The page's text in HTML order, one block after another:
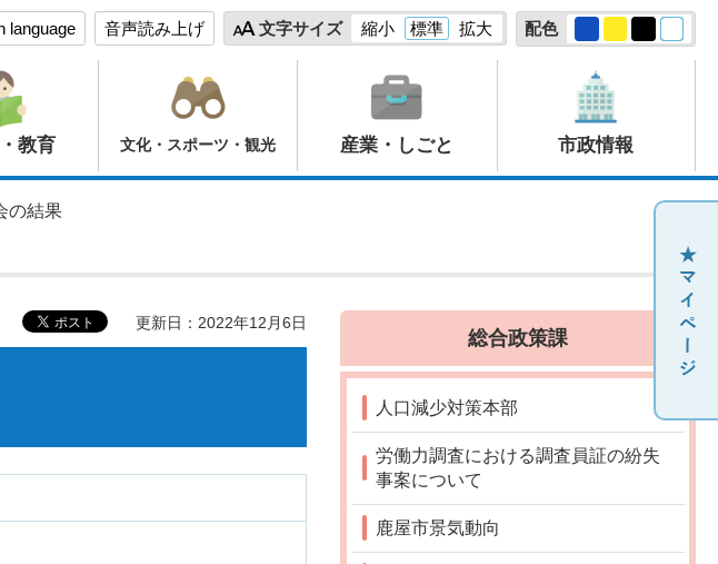
language 音声読み上げ 文字サイズ 縮小 標準 拡大 配色
教育 文化・スポーツ・観光 産業・しごと 市政情報
の結果
更新日：2022年12月6日
総合政策課
人口減少対策本部
労働力調査における調査員証の紛失
事案について
鹿屋市景気動向